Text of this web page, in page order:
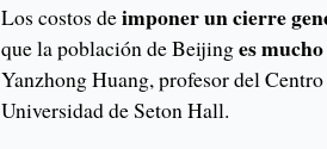
Los costos deimponer un cierre
que la población de Beijinges
Yanzhong Huang, profesor del
Universidad de Seton Hall.